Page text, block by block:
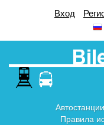
Вход
Автостанции
Правила